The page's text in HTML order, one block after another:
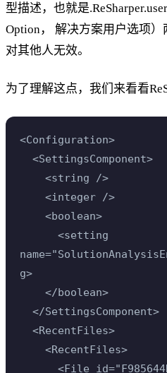
型描述，也就是
Option， 解决方案用户选项）
对其他人无效。
为了理解这点，我们来看看
<Configuration>
  <SettingsComponent>
    <string />
    <integer />
    <boolean>
g>
    </boolean>
  </SettingsComponent>
  <RecentFiles>
    <RecentFiles>